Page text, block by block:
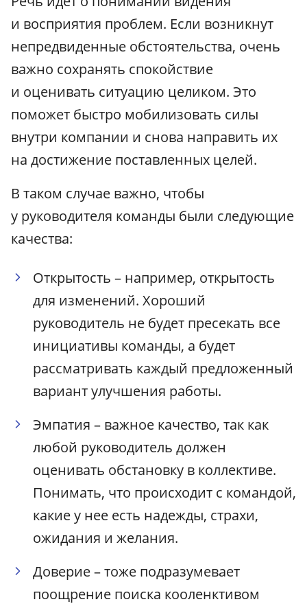
и восприятия проблем. Если возникнут
непредвиденные обстоятельства, очень
важно сохранять спокойствие
и оценивать ситуацию целиком. Это
поможет быстро мобилизовать силы
внутри компании и снова направить их
на достижение поставленных целей.
В таком случае важно, чтобы
у руководителя команды были следующие
качества:
Открытость – например, открытость
для изменений. Хороший
руководитель не будет пресекать все
инициативы команды, а будет
рассматривать каждый предложенный
вариант улучшения работы.
Эмпатия – важное качество, так как
любой руководитель должен
оценивать обстановку в коллективе.
Понимать, что происходит с командой,
какие у нее есть надежды, страхи,
ожидания и желания.
Доверие – тоже подразумевает
поощрение поиска кооленктивом